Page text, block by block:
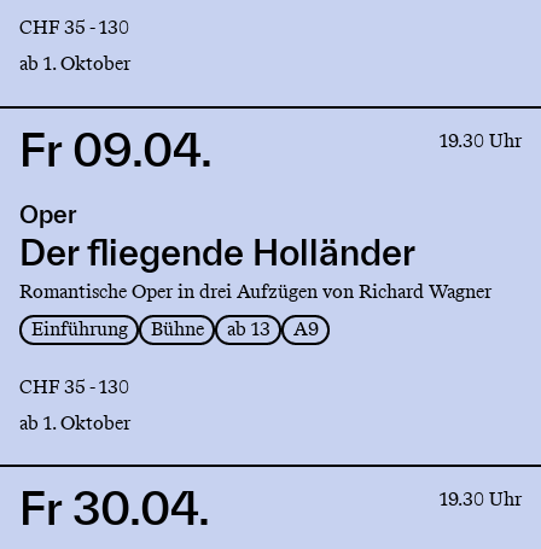
CHF 35 - 130
ab 1. Oktober
Link
Der
fliegende
Holländer
Fr 09.04. 19.30 Uhr
Oper
Der fliegende Holländer
Romantische Oper in drei Aufzügen von Richard Wagner
Einführung
Bühne ab 13 A9
CHF 35 - 130
ab 1. Oktober
LinkFr 30.04. 19.30 Uhr